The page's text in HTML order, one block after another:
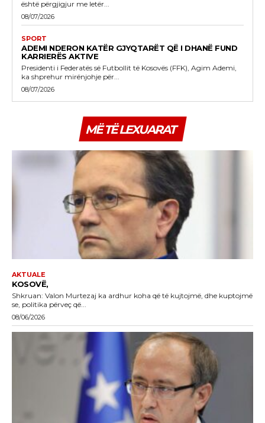
është përgjigjur me letër...
08/07/2026
SPORT
ADEMI NDERON KATËR GJYQTARËT QË I DHANË FUND
KARRIERËS AKTIVE
Presidenti i Federatës së Futbollit të Kosovës (FFK), Agim Ademi,
ka shprehur mirënjohje për...
08/07/2026
MË TË LEXUARAT
AKTUALE
KOSOVË,
Shkruan: Valon Murtezaj ka ardhur koha që të kujtojmë, dhe kuptojmë
se, politika përveç që...
08/06/2026